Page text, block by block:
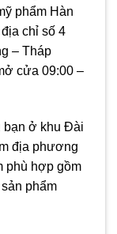
phẩm Hàn
chỉ số 4
– Tháp
cửa 09:00 –
bạn ở khu Đài
địa phương
phù hợp gồm
phẩm